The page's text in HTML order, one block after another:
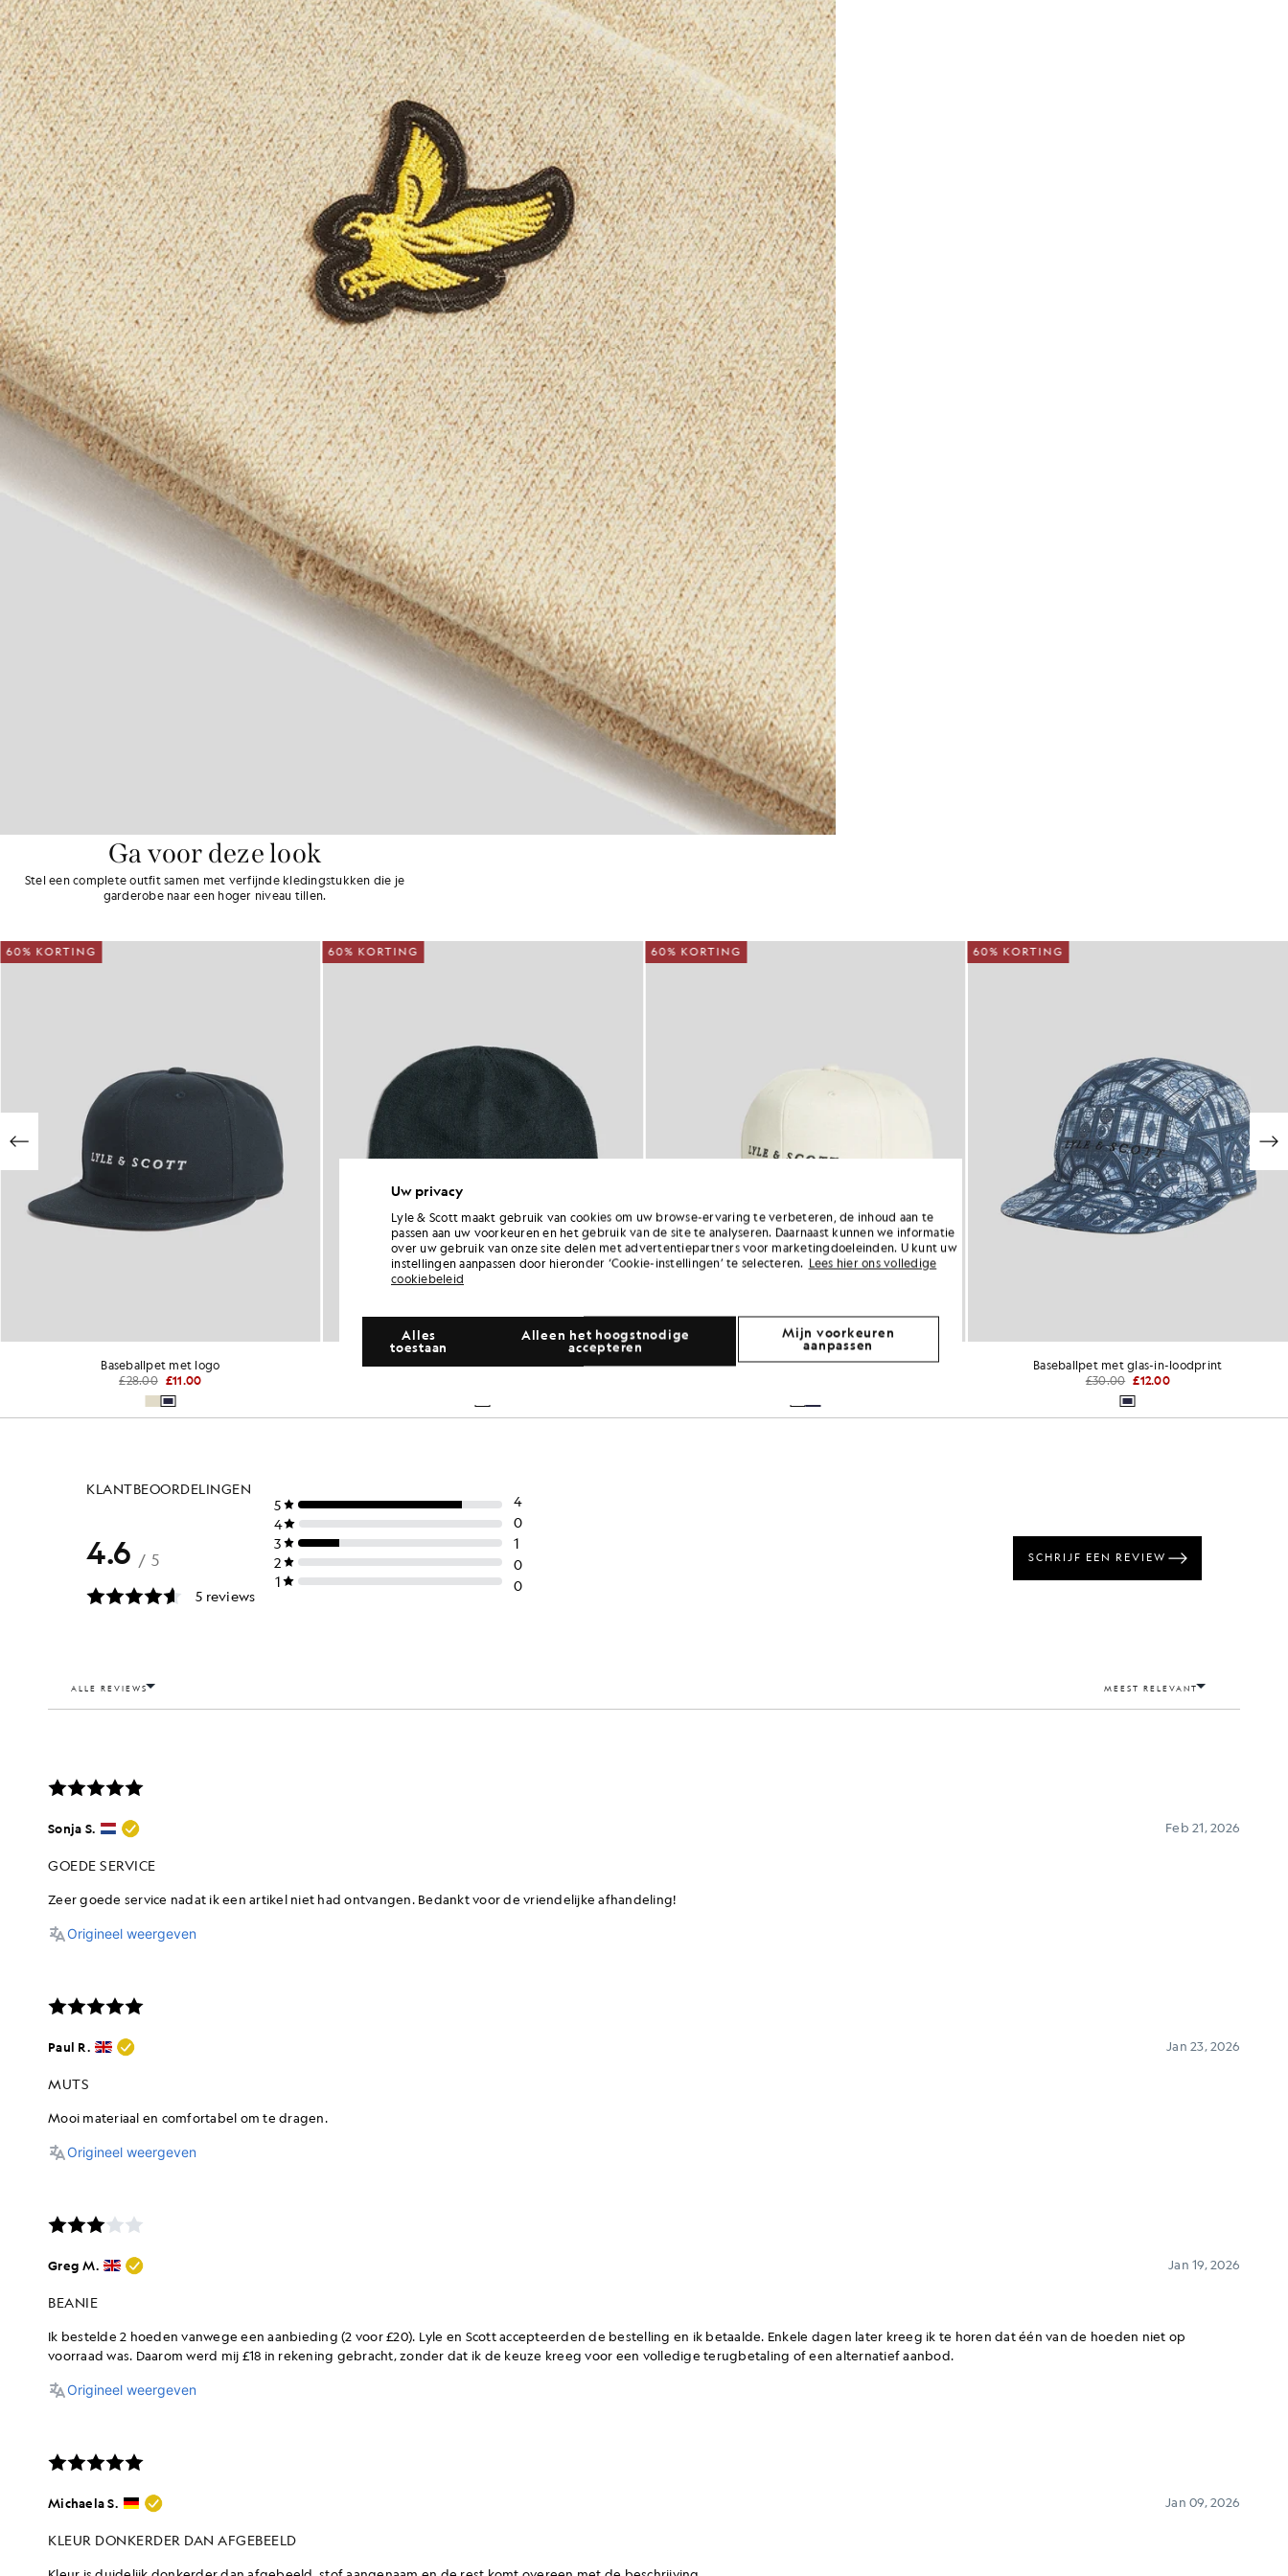
Ga voor deze look
Stel een complete outfit samen met verfijnde kledingstukken die je
garderobe naar een hoger niveau tillen.
60% KORTING
Baseballpet met logo
£28.00 £11.00
60% KORTING
Muts met logo-opdruk
60% KORTING
Baseballpet met logo
60% KORTING
Baseballpet met glas-in-loodprint
£30.00 £12.00
Uw privacy
Lyle & Scott maakt gebruik van cookies om uw browse-ervaring te verbeteren, de inhoud aan te
passen aan uw voorkeuren en het gebruik van de site te analyseren. Daarnaast kunnen we informatie
over uw gebruik van onze site delen met advertentiepartners voor marketingdoeleinden. U kunt uw
instellingen aanpassen door hieronder ‘Cookie-instellingen’ te selecteren. Lees hier ons volledige
cookiebeleid
Alleen het hoogstnodige
accepteren
Alles
toestaan
Mijn voorkeuren
aanpassen